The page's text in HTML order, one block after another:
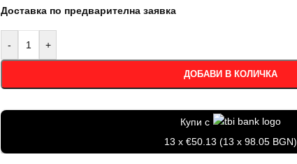
Доставка по предварителна заявка
- +
ДОБАВИ В КОЛИЧКА
Купи с
13 x €50.13 (13 x 98.05 BGN)